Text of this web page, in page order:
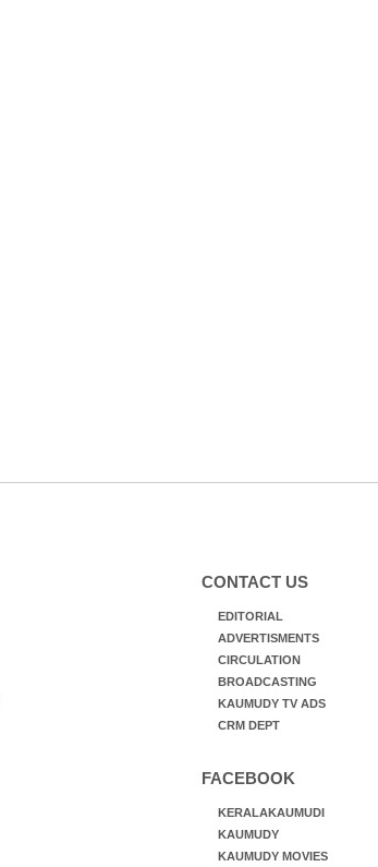
CONTACT US
EDITORIAL
ADVERTISMENTS
CIRCULATION
BROADCASTING
KAUMUDY TV ADS
CRM DEPT
FACEBOOK
KERALAKAUMUDI
KAUMUDY
KAUMUDY MOVIES